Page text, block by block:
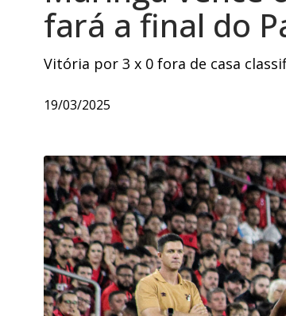
fará a final do
Vitória por 3 x 0 fora de casa
19/03/2025